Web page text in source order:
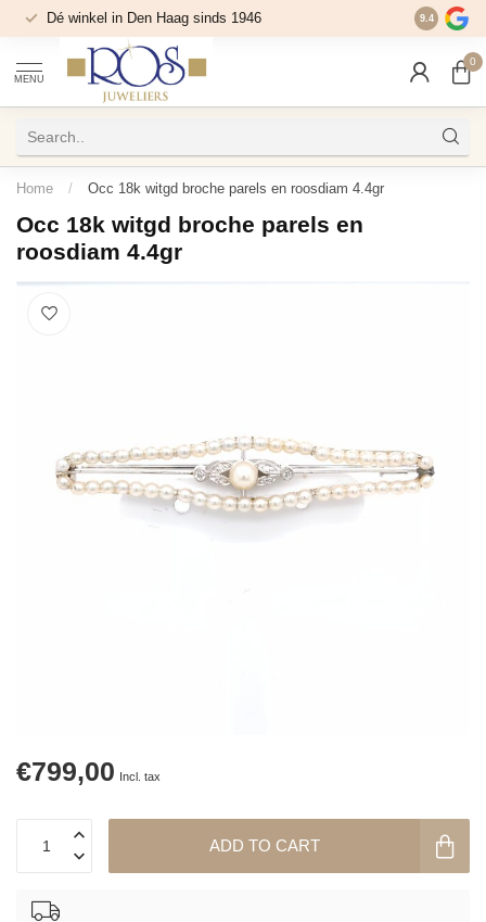
Dé winkel in Den Haag sinds 1946 9.4
MENU
0
Home / Occ 18k witgd broche parels en roosdiam 4.4gr
Occ 18k witgd broche parels en
roosdiam 4.4gr
€799,00 Incl. tax
ADD TO CART